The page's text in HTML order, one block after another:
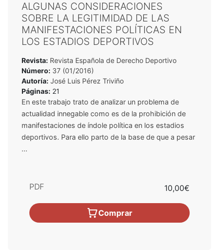
ALGUNAS CONSIDERACIONES
SOBRE LA LEGITIMIDAD DE LAS
MANIFESTACIONES POLÍTICAS EN
LOS ESTADIOS DEPORTIVOS
Revista: Revista Española de Derecho Deportivo
Número: 37 (01/2016)
Autoría: José Luis Pérez Triviño
Páginas: 21
En este trabajo trato de analizar un problema de
actualidad innegable como es de la prohibición de
manifestaciones de índole política en los estadios
deportivos. Para ello parto de la base de que a pesar
...
PDF 10,00€
Comprar